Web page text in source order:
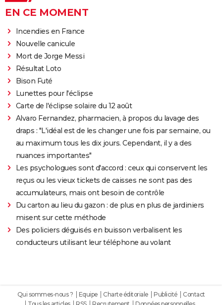
EN CE MOMENT
Incendies en France
Nouvelle canicule
Mort de Jorge Messi
Résultat Loto
Bison Futé
Lunettes pour l'éclipse
Carte de l'éclipse solaire du 12 août
Alvaro Fernandez, pharmacien, à propos du lavage des
draps : "L'idéal est de les changer une fois par semaine, ou
au maximum tous les dix jours. Cependant, il y a des
nuances importantes"
Les psychologues sont d'accord : ceux qui conservent les
reçus ou les vieux tickets de caisses ne sont pas des
accumulateurs, mais ont besoin de contrôle
Du carton au lieu du gazon : de plus en plus de jardiniers
misent sur cette méthode
Des policiers déguisés en buisson verbalisent les
conducteurs utilisant leur téléphone au volant
Qui sommes-nous ? Equipe Charte éditoriale Publicité
Contact